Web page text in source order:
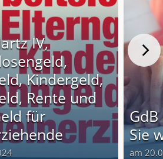
IV,
Kindergeld,
Rente und
für
Sie
am